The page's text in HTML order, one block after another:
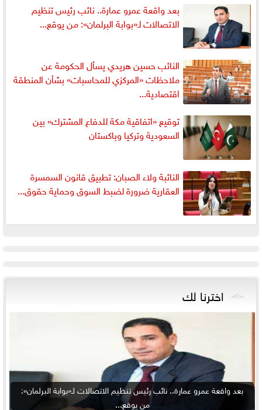
بعد واقعة عمرو عمارة.. نائب رئيس تنظيم
الاتصالات لـ«بوابة البرلمان»: من يوقع...
النائب حسين هريدي يسأل الحكومة عن
ملاحظات «المركزي للمحاسبات» بشأن المنطقة
اقتصادية...
توقيع «اتفاقية مكة للدفاع المشترك» بين
السعودية وتركيا وباكستان
النائبة ولاء الصبان: تطبيق قانون السمسرة
العقارية ضرورة لضبط السوق وحماية حقوق...
اخترنا لك
بعد واقعة عمرو عمارة.. نائب رئيس تنظيم الاتصالات لـ«بوابة البرلمان»:
من يوقع...